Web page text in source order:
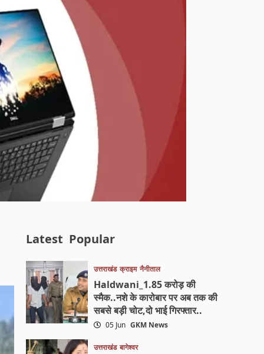
Latest Popular
उत्तराखंड क्राइम नैनीताल
Haldwani_1.85 करोड़ की
स्मैक..नशे के कारोबार पर अब तक की
सबसे बड़ी चोट,दो भाई गिरफ्तार..
05 Jun GKM News
उत्तराखंड बागेश्वर